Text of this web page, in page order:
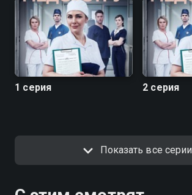
1 серия 2 серия
Показать все серии